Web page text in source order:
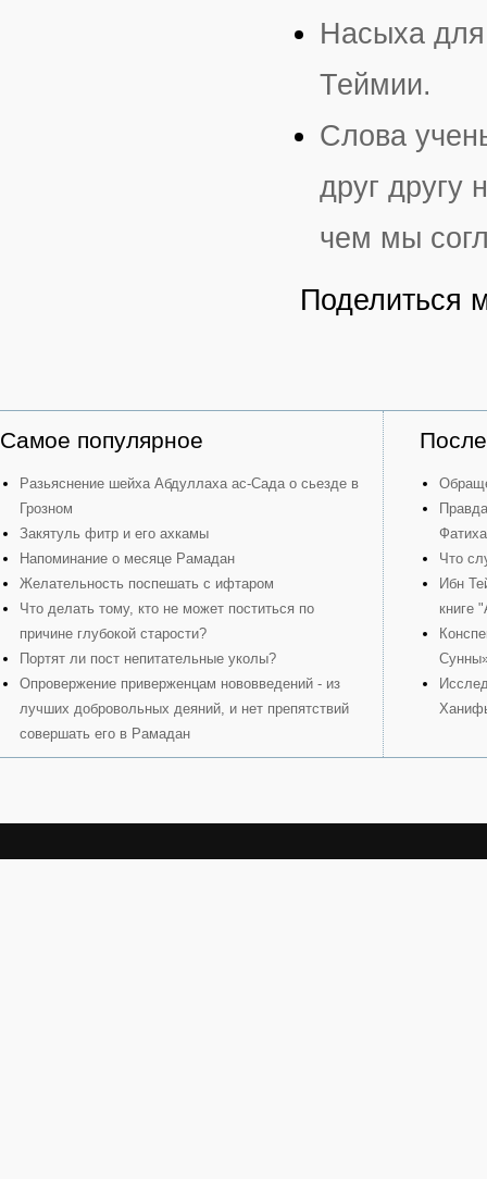
Насыха
Теймии.
Слова
друг другу
чем мы
Поделиться
Самое популярное
Разьяснение шейха Абдуллаха ас-Сада о сьезде в
Грозном
Закятуль фитр и его ахкамы
Напоминание о месяце Рамадан
Желательность поспешать с ифтаром
Что делать тому, кто не может поститься по
причине глубокой старости?
Портят ли пост непитательные уколы?
Опровержение приверженцам нововведений - из
лучших добровольных деяний, и нет препятствий
совершать его в Рамадан
Что
Ибн
книге